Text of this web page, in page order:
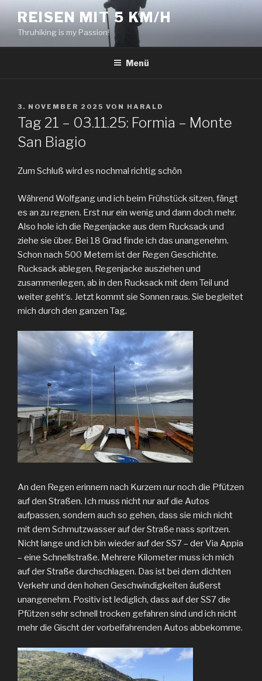
Inhalt
springen
REISEN MIT 5 KM/H
Thruhiking is my Passion!
Menü
VERÖFFENTLICHT
AM
3. NOVEMBER 2025 VON HARALD
Tag 21 – 03.11.25: Formia – Monte
San Biagio
Zum Schluß wird es nochmal richtig schön
Während Wolfgang und ich beim Frühstück sitzen, fängt
es an zu regnen. Erst nur ein wenig und dann doch mehr.
Also hole ich die Regenjacke aus dem Rucksack und
ziehe sie über. Bei 18 Grad finde ich das unangenehm.
Schon nach 500 Metern ist der Regen Geschichte.
Rucksack ablegen, Regenjacke ausziehen und
zusammenlegen, ab in den Rucksack mit dem Teil und
weiter geht‘s. Jetzt kommt sie Sonnen raus. Sie begleitet
mich durch den ganzen Tag.
An den Regen erinnern nach Kurzem nur noch die Pfützen
auf den Straßen. Ich muss nicht nur auf die Autos
aufpassen, sondern auch so gehen, dass sie mich nicht
mit dem Schmutzwasser auf der Straße nass spritzen.
Nicht lange und ich bin wieder auf der SS7 – der Via Appia
– eine Schnellstraße. Mehrere Kilometer muss ich mich
auf der Straße durchschlagen. Das ist bei dem dichten
Verkehr und den hohen Geschwindigkeiten äußerst
unangenehm. Positiv ist lediglich, dass auf der SS7 die
Pfützen sehr schnell trocken gefahren sind und ich nicht
mehr die Gischt der vorbeifahrenden Autos abbekomme.